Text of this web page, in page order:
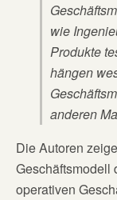
wie
Produkte
hängen
anderen
Die Autoren
Geschäftsmodell
operativen